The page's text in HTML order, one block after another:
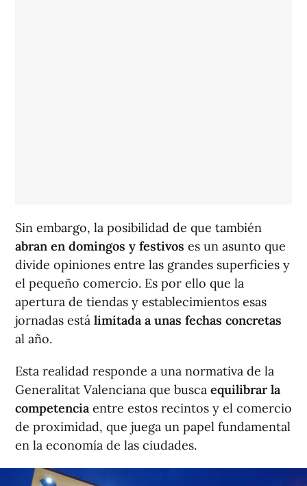
Sin embargo, la posibilidad de que también
abran en domingos y festivos es un asunto que
divide opiniones entre las grandes superficies y
el pequeño comercio. Es por ello que la
apertura de tiendas y establecimientos esas
jornadas está limitada a unas fechas concretas
al año.
Esta realidad responde a una normativa de la
Generalitat Valenciana que busca equilibrar la
competencia entre estos recintos y el comercio
de proximidad, que juega un papel fundamental
en la economía de las ciudades.